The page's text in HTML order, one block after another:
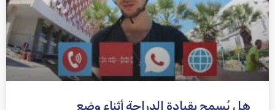
هل يُسمح بقيادة الدراجة أثناء وضع